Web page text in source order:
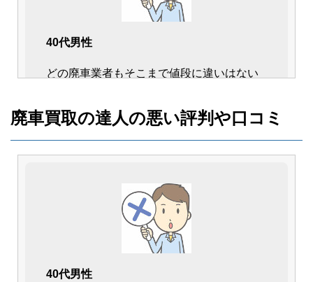
40代男性
どの廃車業者もそこまで値段に違いはない
くありませんでした。
廃車買取の達人の悪い評判や口コミ
40代男性